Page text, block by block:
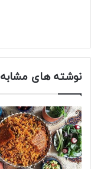
نوشته های مشابه